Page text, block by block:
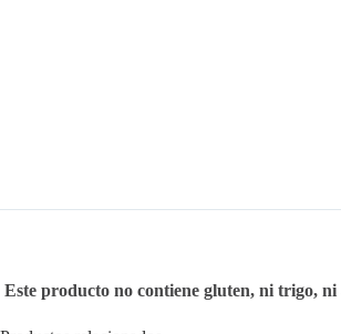
Este producto no contiene gluten, ni trigo, ni